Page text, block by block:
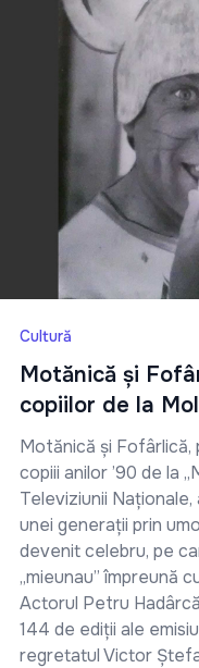
Cultură
Motănică și
copiilor de la
Motănică și
copiii anilor ’90 de la
Televiziunii Naționale,
unei generații prin
devenit celebru, pe
„mieunau” împreună
Actorul Petru
144 de ediții ale
regretatul Victor